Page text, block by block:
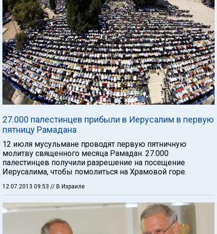
27.000 палестинцев прибыли в Иерусалим в первую
пятницу Рамадана
12 июля мусульмане проводят первую пятничную
молитву священного месяца Рамадан. 27.000
палестинцев получили разрешение на посещение
Иерусалима, чтобы помолиться на Храмовой горе.
12.07.2013 09:53 // В Израиле